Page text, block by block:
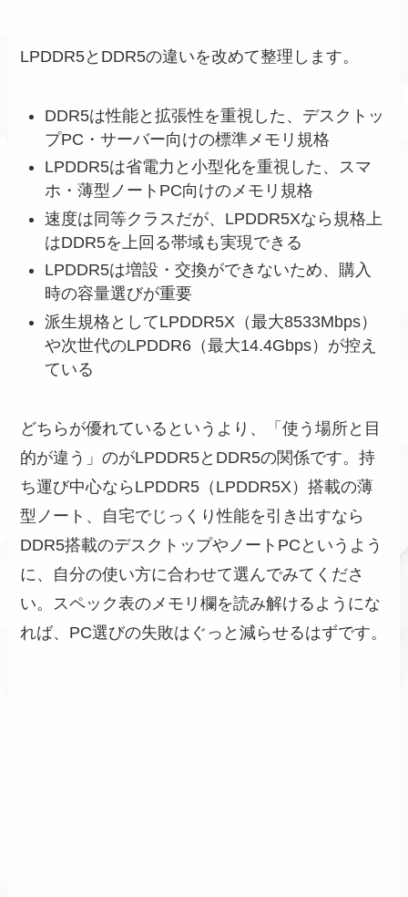
LPDDR5とDDR5の違いを改めて整理します。
DDR5は性能と拡張性を重視した、デスクトッ
プPC・サーバー向けの標準メモリ規格
LPDDR5は省電力と小型化を重視した、スマ
ホ・薄型ノートPC向けのメモリ規格
速度は同等クラスだが、LPDDR5Xなら規格上
はDDR5を上回る帯域も実現できる
LPDDR5は増設・交換ができないため、購入
時の容量選びが重要
派生規格としてLPDDR5X（最大8533Mbps）
や次世代のLPDDR6（最大14.4Gbps）が控え
ている
どちらが優れているというより、「使う場所と目
的が違う」のがLPDDR5とDDR5の関係です。持
ち運び中心ならLPDDR5（LPDDR5X）搭載の薄
型ノート、自宅でじっくり性能を引き出すなら
DDR5搭載のデスクトップやノートPCというよう
に、自分の使い方に合わせて選んでみてくださ
い。スペック表のメモリ欄を読み解けるようにな
れば、PC選びの失敗はぐっと減らせるはずです。